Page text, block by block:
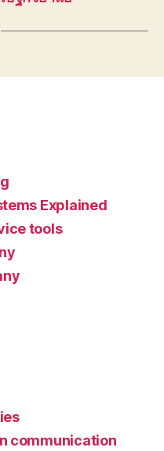
Explained
tools
communication